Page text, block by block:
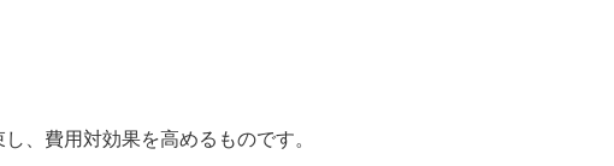
、費用対効果を高めるものです。